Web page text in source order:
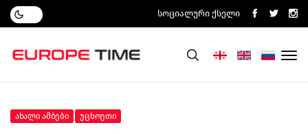
Სოციალური Ქსელი
Ახალი Ამბები Უცხოეთი